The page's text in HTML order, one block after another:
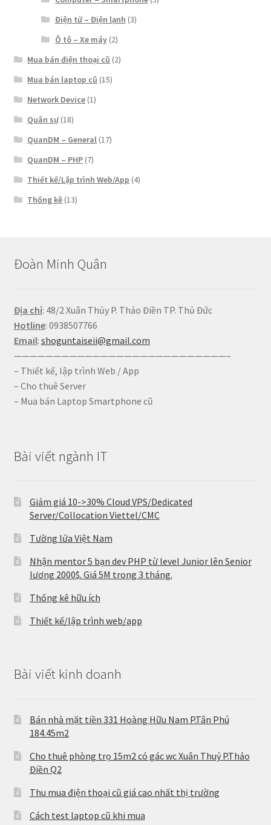
Điện tử – Điện lạnh (3)
Ô tô – Xe máy(2)
Mua bán điện thoại cũ (2)
Mua bán laptop cũ (15)
Network Device (1)
Quân sự (18)
QuanDM – General (17)
QuanDM – PHP (7)
Thiết kế/Lập trình Web/App (4)
Thống kê (13)
Đoàn Minh Quân
Địa chỉ: 48/2 Xuân Thủy P. Thảo Điền TP. Thủ Đức
Hotline: 0938507766
Email: shoguntaiseii@gmail.com
———————————————————————————–
– Thiết kế, lập trình Web / App
– Cho thuê Server
– Mua bán Laptop Smartphone cũ
Bài viết ngành IT
Giảm giá 10->30% Cloud VPS/Dedicated
Server/Collocation Viettel/CMC
Tường lửa Việt Nam
Nhận mentor 5 bạn dev PHP từ level Junior lên Senior
lương 2000$. Giá 5M trong 3 tháng.
Thống kê hữu ích
Thiết kế/lập trình web/app
Bài viết kinh doanh
Bán nhà mặt tiền 331 Hoàng Hữu Nam P.Tân Phú
184.45m2
Cho thuê phòng trọ 15m2 có gác wc Xuân Thuỷ P.Thảo
Điền Q2
Thu mua điện thoại cũ giá cao nhất thị trường
Cách test laptop cũ khi mua